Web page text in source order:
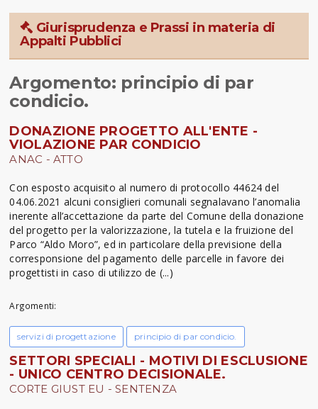
Giurisprudenza e Prassi in materia di
Appalti Pubblici
Argomento: principio di par
condicio.
DONAZIONE PROGETTO ALL'ENTE -
VIOLAZIONE PAR CONDICIO
ANAC - ATTO
Con esposto acquisito al numero di protocollo 44624 del
04.06.2021 alcuni consiglieri comunali segnalavano l’anomalia
inerente all’accettazione da parte del Comune della donazione
del progetto per la valorizzazione, la tutela e la fruizione del
Parco “Aldo Moro”, ed in particolare della previsione della
corresponsione del pagamento delle parcelle in favore dei
progettisti in caso di utilizzo de (...)
Argomenti:
servizi di progettazione principio di par condicio.
SETTORI SPECIALI - MOTIVI DI ESCLUSIONE
- UNICO CENTRO DECISIONALE.
CORTE GIUST EU - SENTENZA